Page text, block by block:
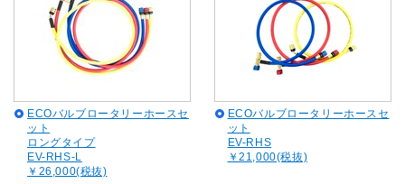
ECOバルブロータリーホースセ
ット
ロングタイプ
EV-RHS-L
￥26,000(税抜)
ECOバルブロータリーホースセ
ット
EV-RHS
￥21,000(税抜)